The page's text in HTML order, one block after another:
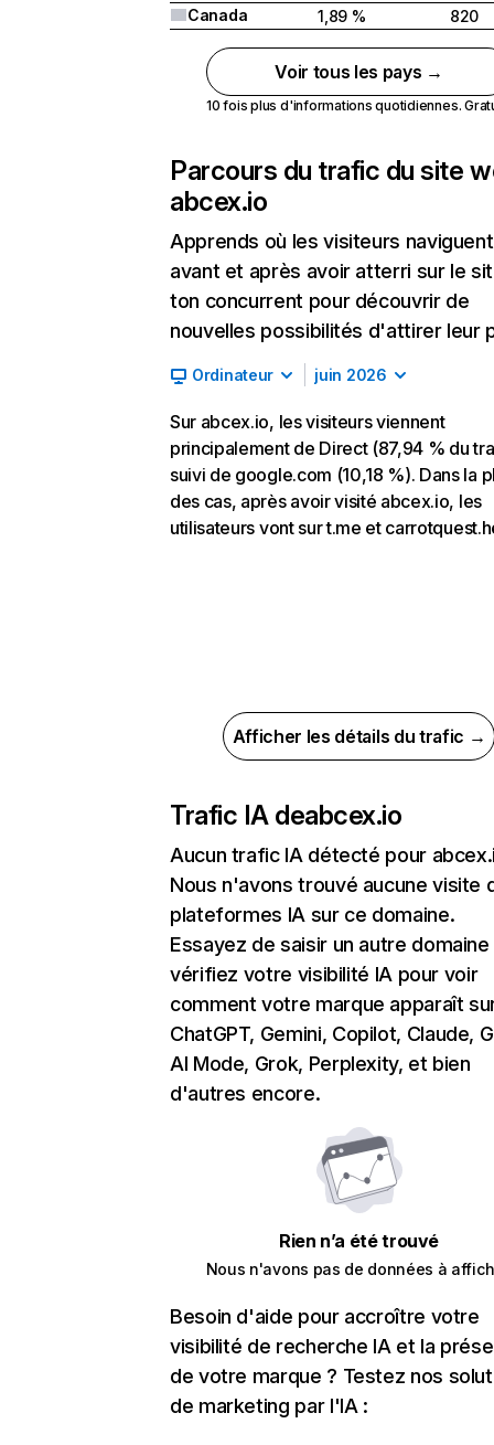
Canada
1,89 % 820
Voir tous les pays →
10 fois plus d'informations quotidiennes.
Parcours du trafic du site
abcex.io
Apprends où les visiteurs naviguent
avant et après avoir atterri sur le
ton concurrent pour découvrir de
nouvelles possibilités d'attirer leur
Ordinateur juin 2026
Sur abcex.io, les visiteurs viennent
principalement de Direct (87,94 % du
suivi de google.com (10,18 %). Dans la
des cas, après avoir visité abcex.io, les
utilisateurs vont sur t.me et
Afficher les détails du trafic →
Trafic IA deabcex.io
Aucun trafic IA détecté pour
Nous n'avons trouvé aucune visite
plateformes IA sur ce domaine.
Essayez de saisir un autre domaine
vérifiez votre visibilité IA pour voir
comment votre marque apparaît
ChatGPT, Gemini, Copilot, Claude,
AI Mode, Grok, Perplexity, et bien
d'autres encore.
Rien n’a été trouvé
Nous n'avons pas de données à
Besoin d'aide pour accroître votre
visibilité de recherche IA et la
de votre marque ? Testez nos
de marketing par l'IA :